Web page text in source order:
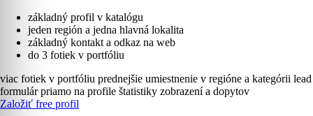
základný profil v katalógu
jeden región a jedna hlavná lokalita
základný kontakt a odkaz na web
do 3 fotiek v portfóliu
viac fotiek v portfóliu prednejšie umiestnenie v regióne a kategórii lead
formulár priamo na profile štatistiky zobrazení a dopytov
Založiť free profil